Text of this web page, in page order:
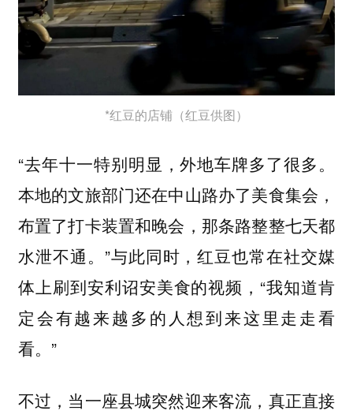
*红豆的店铺（红豆供图）
“去年十一特别明显，外地车牌多了很多。
本地的文旅部门还在中山路办了美食集会，
布置了打卡装置和晚会，那条路整整七天都
水泄不通。”与此同时，红豆也常在社交媒
体上刷到安利诏安美食的视频，“我知道肯
定会有越来越多的人想到来这里走走看
看。”
不过，当一座县城突然迎来客流，真正直接